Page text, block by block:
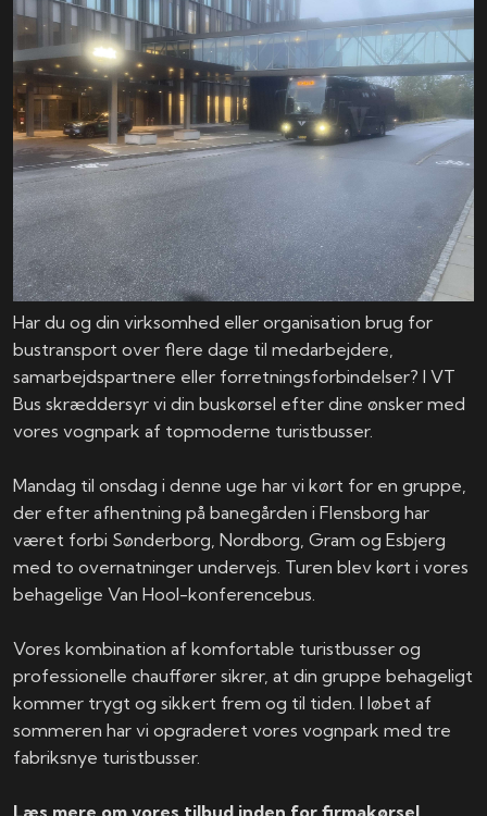
Har du og din virksomhed eller organisation brug for
bustransport over flere dage til medarbejdere,
samarbejdspartnere eller forretningsforbindelser? I VT
Bus skræddersyr vi din buskørsel efter dine ønsker med
vores vognpark af topmoderne turistbusser.
Mandag til onsdag i denne uge har vi kørt for en gruppe,
der efter afhentning på banegården i Flensborg har
været forbi Sønderborg, Nordborg, Gram og Esbjerg
med to overnatninger undervejs. Turen blev kørt i vores
behagelige Van Hool-konferencebus.
Vores kombination af komfortable turistbusser og
professionelle chauffører sikrer, at din gruppe behageligt
kommer trygt og sikkert frem og til tiden. I løbet af
sommeren har vi opgraderet vores vognpark med tre
fabriksnye turistbusser.
Læs mere om vores tilbud inden for firmakørsel